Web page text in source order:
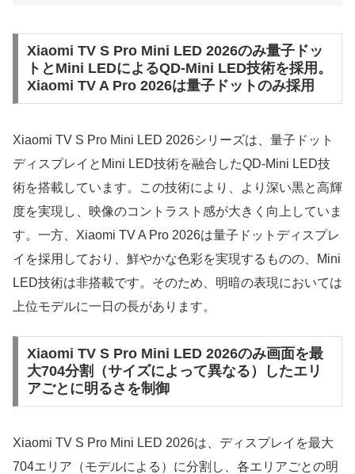
Xiaomi TV S Pro Mini LED 2026のみ量子ドッ
トとMini LEDによるQD-Mini LED技術を採用。
Xiaomi TV A Pro 2026は量子ドットのみ採用
Xiaomi TV S Pro Mini LED 2026シリーズは、量子ドット
ディスプレイとMini LED技術を融合したQD-Mini LED技
術を搭載しています。この技術により、より深い黒と高輝
度を実現し、映像のコントラスト感が大きく向上していま
す。一方、Xiaomi TV A Pro 2026は量子ドットディスプレ
イを採用しており、鮮やかな色彩を実現するものの、Mini
LED技術は非搭載です。そのため、明暗の表現においては
上位モデルに一日の長があります。
Xiaomi TV S Pro Mini LED 2026のみ画面を最
大704分割（サイズによって異なる）したエリ
アごとに明るさを制御
Xiaomi TV S Pro Mini LED 2026は、ディスプレイを最大
704エリア（モデルによる）に分割し、各エリアごとの明